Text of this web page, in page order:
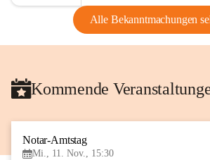
Alle Bekanntmachungen
Kommende
Notar-Amtstag
Mi., 11. Nov., 15:30